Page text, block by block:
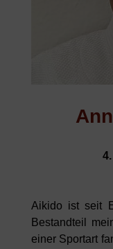
Aikido ist seit
Bestandteil
einer Sportart